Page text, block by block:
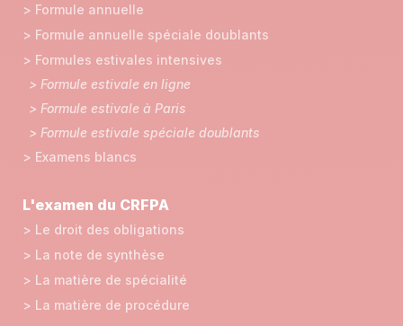
> Formule annuelle
> Formule annuelle spéciale doublants
> Formules estivales intensives
> Formule estivale en ligne
> Formule estivale à Paris
> Formule estivale spéciale doublants
> Examens blancs
L'examen du CRFPA
> Le droit des obligations
> La note de synthèse
> La matière de spécialité
> La matière de procédure